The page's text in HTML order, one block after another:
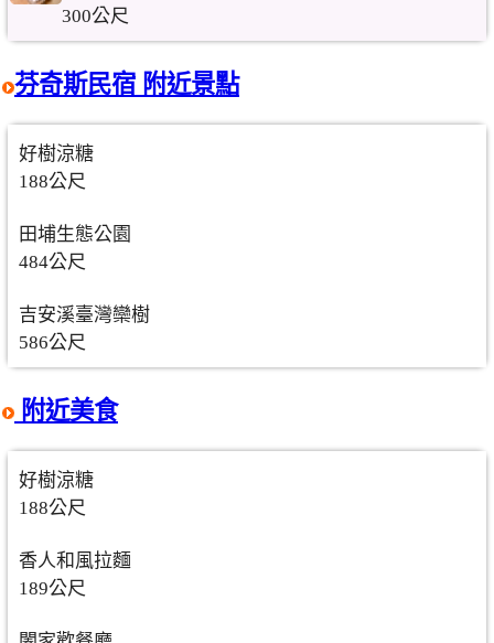
300公尺
芬奇斯民宿 附近景點
好樹涼糖
188公尺
田埔生態公園
484公尺
吉安溪臺灣欒樹
586公尺
附近美食
好樹涼糖
188公尺
香人和風拉麵
189公尺